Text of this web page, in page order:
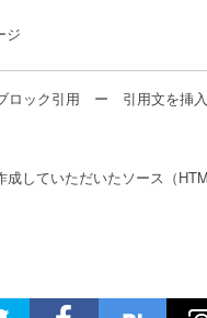
ジ
ロック引用 ー 引用文を挿入
していただいたソース（